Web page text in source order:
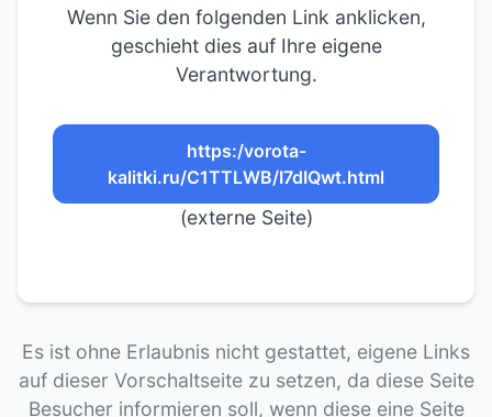
Wenn Sie den folgenden Link anklicken,
geschieht dies auf Ihre eigene
Verantwortung.
https:/vorota-
kalitki.ru/C1TTLWB/I7dIQwt.html
(externe Seite)
Es ist ohne Erlaubnis nicht gestattet, eigene Links
auf dieser Vorschaltseite zu setzen, da diese Seite
Besucher informieren soll, wenn diese eine Seite